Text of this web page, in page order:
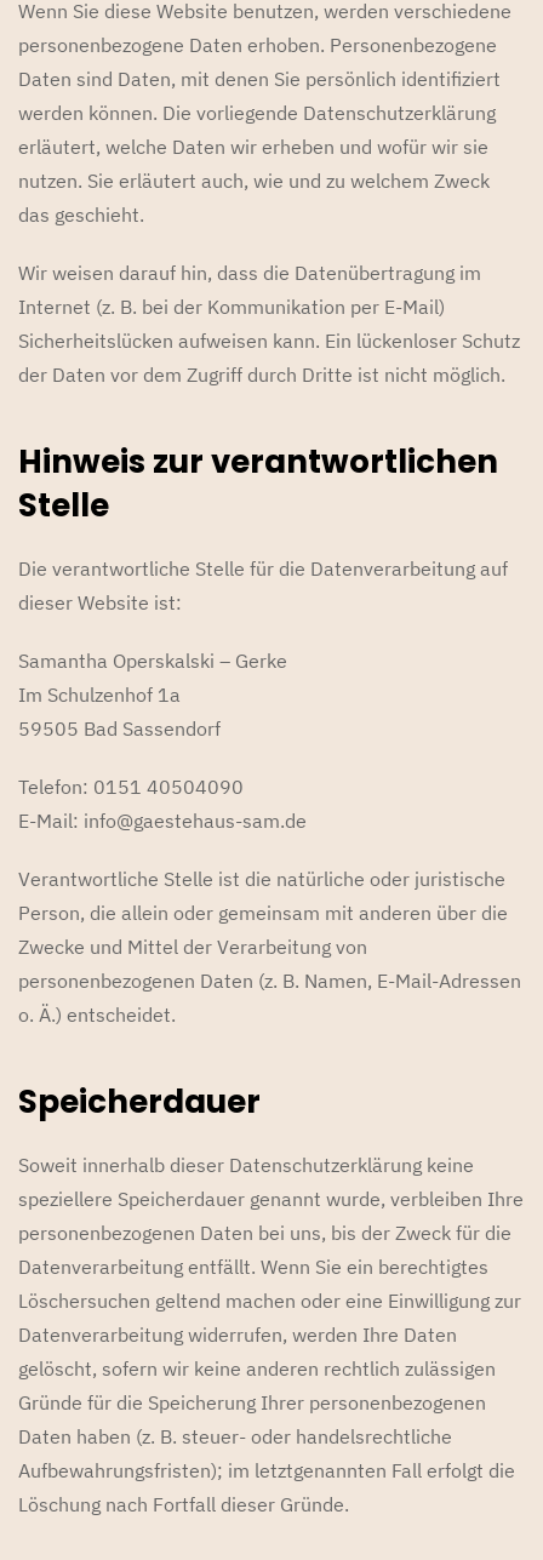
Wenn Sie diese Website benutzen, werden verschiedene
personenbezogene Daten erhoben. Personenbezogene
Daten sind Daten, mit denen Sie persönlich identifiziert
werden können. Die vorliegende Datenschutzerklärung
erläutert, welche Daten wir erheben und wofür wir sie
nutzen. Sie erläutert auch, wie und zu welchem Zweck
das geschieht.
Wir weisen darauf hin, dass die Datenübertragung im
Internet (z. B. bei der Kommunikation per E-Mail)
Sicherheitslücken aufweisen kann. Ein lückenloser Schutz
der Daten vor dem Zugriff durch Dritte ist nicht möglich.
Hinweis zur verantwortlichen
Stelle
Die verantwortliche Stelle für die Datenverarbeitung auf
dieser Website ist:
Samantha Operskalski – Gerke
Im Schulzenhof 1a
59505 Bad Sassendorf
Telefon: 0151 40504090
E-Mail: info@gaestehaus-sam.de
Verantwortliche Stelle ist die natürliche oder juristische
Person, die allein oder gemeinsam mit anderen über die
Zwecke und Mittel der Verarbeitung von
personenbezogenen Daten (z. B. Namen, E-Mail-Adressen
o. Ä.) entscheidet.
Speicherdauer
Soweit innerhalb dieser Datenschutzerklärung keine
speziellere Speicherdauer genannt wurde, verbleiben Ihre
personenbezogenen Daten bei uns, bis der Zweck für die
Datenverarbeitung entfällt. Wenn Sie ein berechtigtes
Löschersuchen geltend machen oder eine Einwilligung zur
Datenverarbeitung widerrufen, werden Ihre Daten
gelöscht, sofern wir keine anderen rechtlich zulässigen
Gründe für die Speicherung Ihrer personenbezogenen
Daten haben (z. B. steuer- oder handelsrechtliche
Aufbewahrungsfristen); im letztgenannten Fall erfolgt die
Löschung nach Fortfall dieser Gründe.